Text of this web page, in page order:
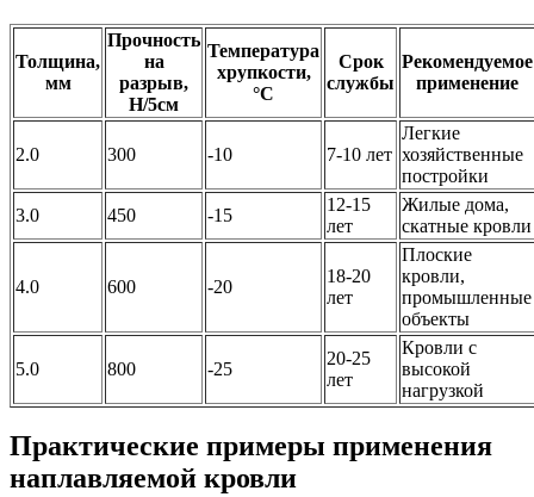
Толщина,
мм
Прочность
на
разрыв,
Н/5см
Температура
хрупкости,
°C
Срок
службы
Рекомендуемое
применение
2.0 300 -10 7-10 лет
Легкие
хозяйственные
постройки
3.0
450 -15
12-15
лет
Жилые дома,
скатные кровли
4.0 600 -20
18-20
лет
Плоские
кровли,
промышленные
объекты
5.0 800 -25
20-25
лет
Кровли с
высокой
нагрузкой
Практические примеры применения
наплавляемой кровли